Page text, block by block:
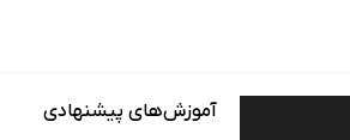
آموزش‌های پیشنهادی